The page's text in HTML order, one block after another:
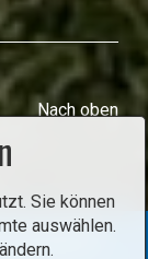
Nach oben
Sie können
auswählen.